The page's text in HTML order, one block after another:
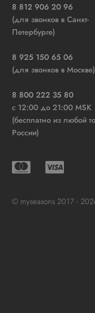
8 812 906 20 96
(для звонков в Санкт-
Петербурге)
8 925 150 65 06
(для звонков в Москве)
8 800 222 35 80
c 12:00 до 21:00 MSK
(бесплатно из любой
России)
© myseasons 2017 -